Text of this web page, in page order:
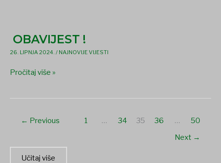
OBAVIJEST !
26. LIPNJA 2024. / NAJNOVIJE VIJESTI
Pročitaj više »
← Previous 1 … 34 35 36 …
50
Next →
Učitaj više